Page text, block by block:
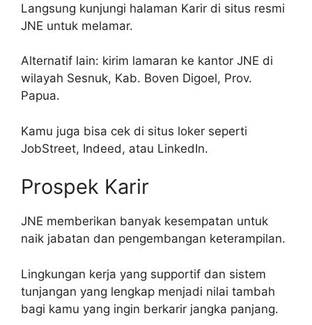
Langsung kunjungi halaman Karir di situs resmi
JNE untuk melamar.
Alternatif lain: kirim lamaran ke kantor JNE di
wilayah Sesnuk, Kab. Boven Digoel, Prov.
Papua.
Kamu juga bisa cek di situs loker seperti
JobStreet, Indeed, atau LinkedIn.
Prospek Karir
JNE memberikan banyak kesempatan untuk
naik jabatan dan pengembangan keterampilan.
Lingkungan kerja yang supportif dan sistem
tunjangan yang lengkap menjadi nilai tambah
bagi kamu yang ingin berkarir jangka panjang.